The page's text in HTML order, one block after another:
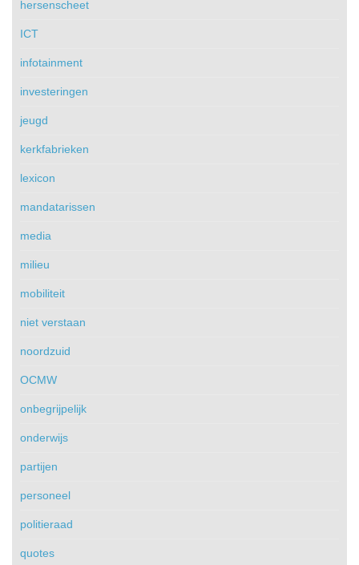
hersenscheet
ICT
infotainment
investeringen
jeugd
kerkfabrieken
lexicon
mandatarissen
media
milieu
mobiliteit
niet verstaan
noordzuid
OCMW
onbegrijpelijk
onderwijs
partijen
personeel
politieraad
quotes